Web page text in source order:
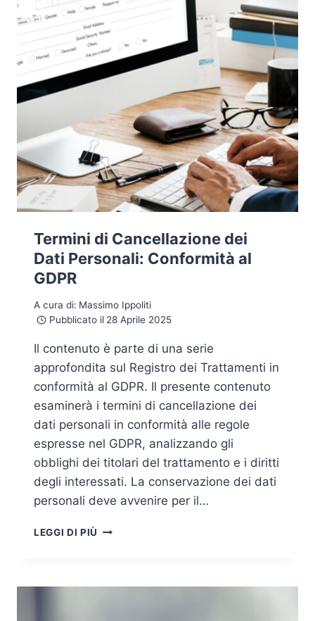
Termini di Cancellazione dei
Dati Personali: Conformità al
GDPR
A cura di: Massimo Ippoliti
Pubblicato il 28 Aprile 2025
Il contenuto è parte di una serie
approfondita sul Registro dei Trattamenti in
conformità al GDPR. Il presente contenuto
esaminerà i termini di cancellazione dei
dati personali in conformità alle regole
espresse nel GDPR, analizzando gli
obblighi dei titolari del trattamento e i diritti
degli interessati. La conservazione dei dati
personali deve avvenire per il…
LEGGI DI PIÙ TERMINI
DATI